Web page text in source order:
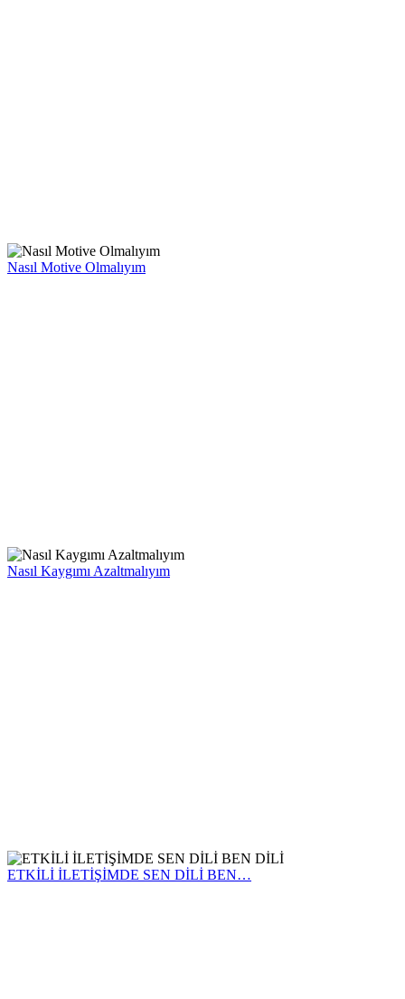
Nasıl Motive Olmalıyım
Nasıl Kaygımı Azaltmalıyım
ETKİLİ İLETİŞİMDE SEN DİLİ BEN…